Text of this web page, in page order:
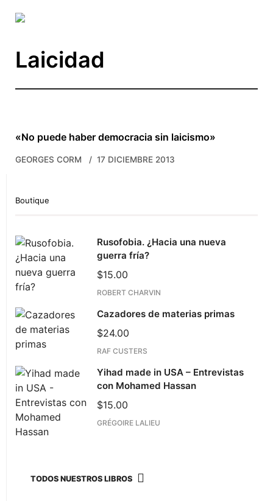
Laicidad
«No puede haber democracia sin laicismo»
GEORGES CORM 17 DICIEMBRE 2013
Boutique
Rusofobia. ¿Hacia una nueva
guerra fría?
$15.00
ROBERT CHARVIN
Cazadores de materias primas
$24.00
RAF CUSTERS
Yihad made in USA – Entrevistas
con Mohamed Hassan
$15.00
GRÉGOIRE LALIEU
TODOS NUESTROS LIBROS